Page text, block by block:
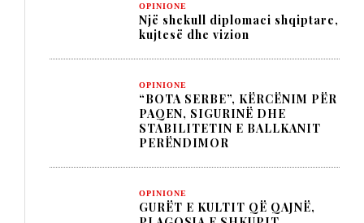
OPINIONE
Një shekull diplomaci shqiptare,
kujtesë dhe vizion
OPINIONE
“BOTA SERBE”, KËRCËNIM PËR
PAQEN, SIGURINË DHE
STABILITETIN E BALLKANIT
PERËNDIMOR
OPINIONE
GURËT E KULTIT QË QAJNË,